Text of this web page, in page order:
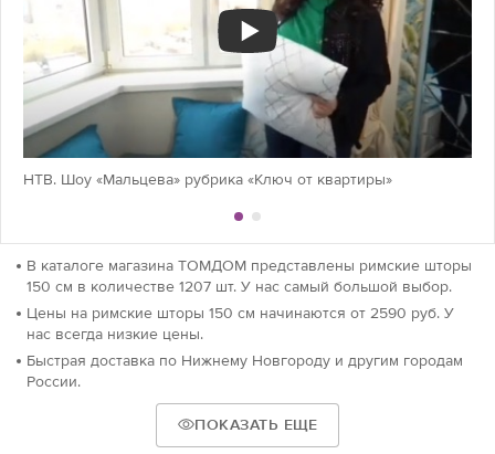
НТВ. Шоу «Мальцева» рубрика «Ключ от квартиры»
В каталоге магазина ТОМДОМ представлены римские шторы
150 см в количестве 1207 шт. У нас самый большой выбор.
Цены на римские шторы 150 см начинаются от 2590 руб. У
нас всегда низкие цены.
Быстрая доставка по Нижнему Новгороду и другим городам
России.
ПОКАЗАТЬ ЕЩЕ